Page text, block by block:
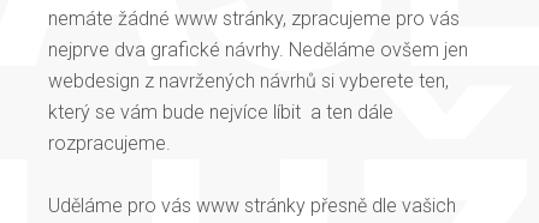
nemáte žádné www stránky, zpracujeme pro vás
nejprve dva grafické návrhy. Neděláme ovšem jen
webdesign z navržených návrhů si vyberete ten,
který se vám bude nejvíce líbit a ten dále
rozpracujeme.
Uděláme pro vás www stránky přesně dle vašich